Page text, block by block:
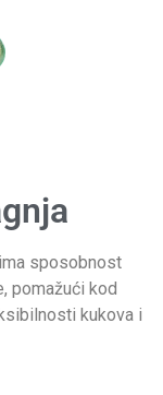
sposobnost
pomažući kod
kukova i